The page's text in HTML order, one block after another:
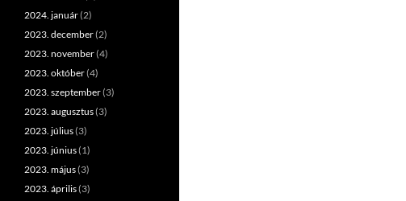
2024. január(2)
2023. december(2)
2023. november(4)
2023. október(4)
2023. szeptember(3)
2023. augusztus(3)
2023. július(3)
2023. június(1)
2023. május(3)
2023. április(3)